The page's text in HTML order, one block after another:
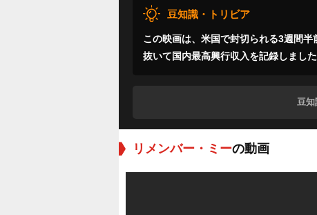
豆知識・トリビア
この映画は、米国で封切られる3週間
抜いて国内最高興行収入を記録しました
豆知
リメンバー・ミーの動画